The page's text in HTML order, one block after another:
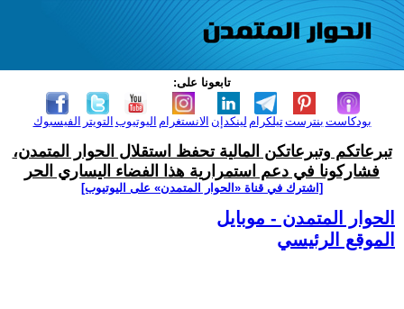
تابعونا على:
الفيسبوك التويتر اليوتيوب الانستغرام لينكدإن تيلكرامبنترست بودكاست
تبرعاتكم وتبرعاتكن المالية تحفظ استقلال الحوار المتمدن،
فشاركونا في دعم استمرارية هذا الفضاء اليساري الحر
[اشترك في قناة ‫«الحوار المتمدن» على اليوتيوب]
الحوار المتمدن - موبايل
الموقع الرئيسي